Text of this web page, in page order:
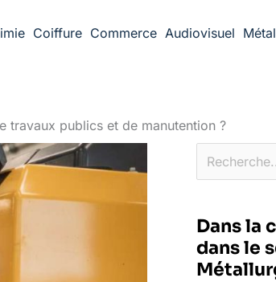
Coiffure Commerce Audiovisuel
travaux publics et de manutention ?
Dans la
dans le